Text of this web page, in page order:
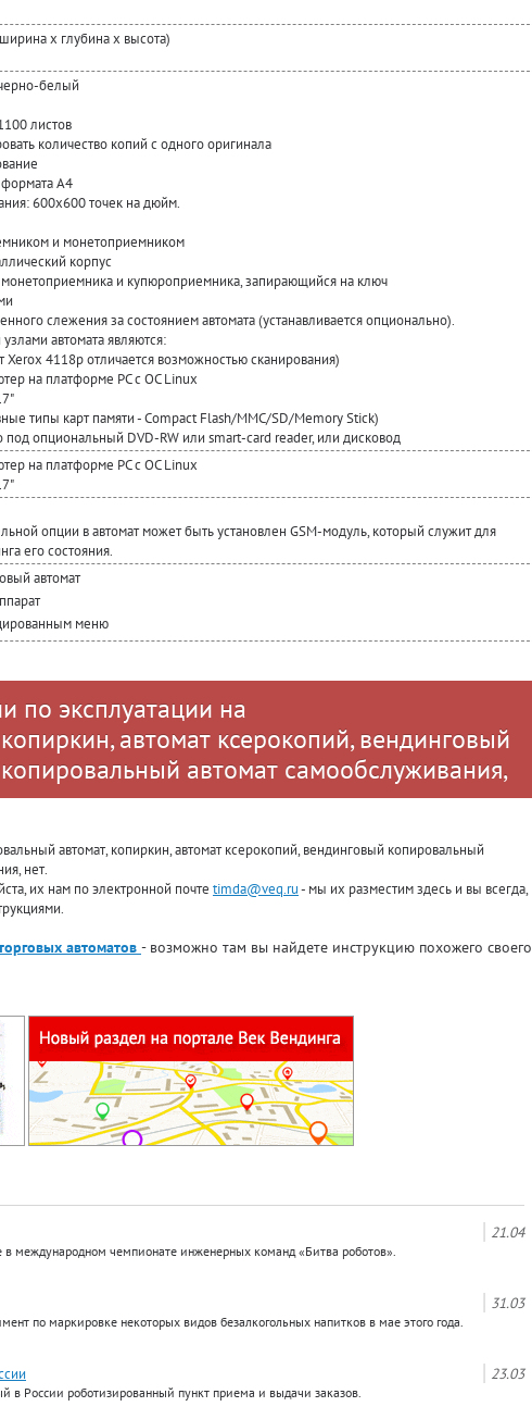
х глубина х высота)
белый
листов
количество копий с одного оригинала
А4
600х600 точек на дюйм.
и монетоприемником
корпус
и купюроприемника, запирающийся на ключ
слежения за состоянием автомата (устанавливается опционально).
автомата являются:
4118p отличается возможностью сканирования)
на платформе PC с OC Linux
типы карт памяти - Compact Flash/MMC/SD/Memory Stick)
опциональный DVD-RW или smart-card reader, или дисковод
на платформе PC с OC Linux
опции в автомат может быть установлен GSM-модуль, который служит для
его состояния.
автомат
меню
по эксплуатации на
автомат ксерокопий, вендинговый
автомат самообслуживания,
автомат, копиркин, автомат ксерокопий, вендинговый копировальный
нет.
их нам по электронной почте timda@veq.ru- мы их разместим здесь и вы всегда,
автоматов - возможно там вы найдете инструкцию похожего своего
21.04
в международном чемпионате инженерных команд «Битва роботов».
31.03
по маркировке некоторых видов безалкогольных напитков в мае этого года.
23.03
в России роботизированный пункт приема и выдачи заказов.